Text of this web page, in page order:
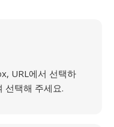
URL에서 선택하
선택해 주세요.